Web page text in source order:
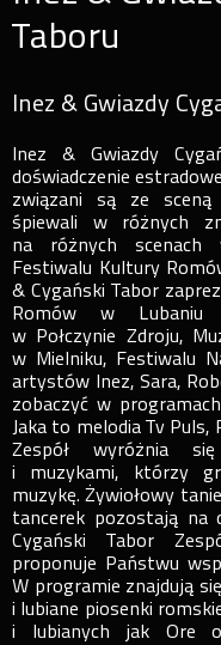
Taboru
Inez & Gwiazdy
Inez & Gwiazdy
doświadczenie
związani są ze
śpiewali w różnych
na różnych scenach
Festiwalu Kultury
& Cygański Tabor
Romów w Lubaniu
w Połczynie Zdroju,
w Mielniku, Festiwalu
artystów Inez, Sara,
zobaczyć w
Jaka to melodia Tv Puls,
Zespół wyróżnia
i muzykami, którzy
muzykę. Żywiołowy
tancerek pozostają na
Cygański Tabor
proponuje Państwu
W programie znajdują
i lubiane piosenki
i lubianych jak Ore